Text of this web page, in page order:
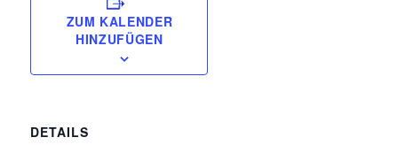
ZUM KALENDER
HINZUFÜGEN
DETAILS